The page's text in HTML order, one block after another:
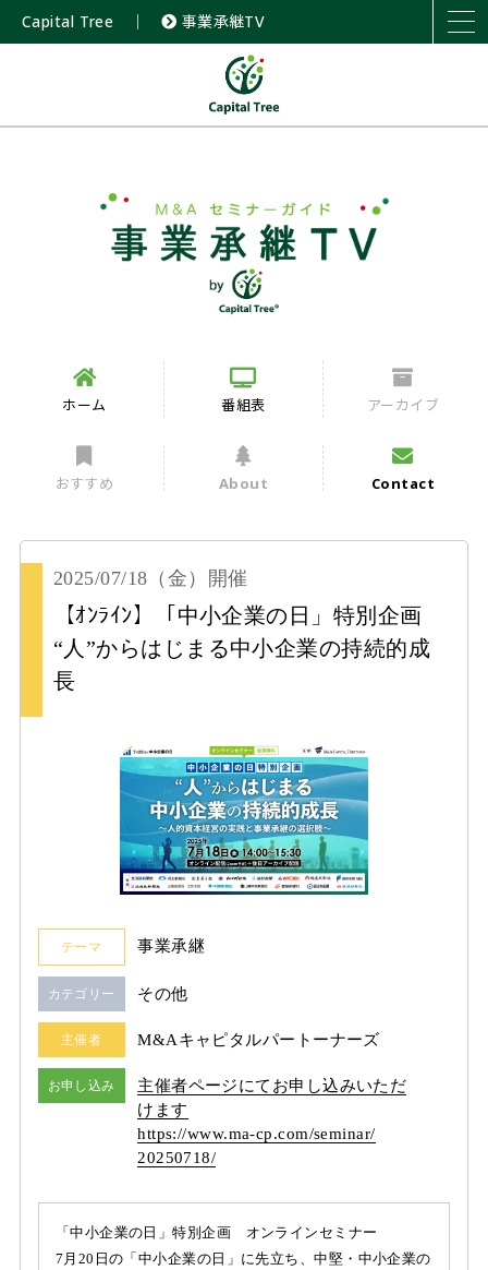
Capital Tree ｜ 事業承継TV
ホーム 番組表 アーカイブ
おすすめ About Contact
2025/07/18 （金） 開催
【ｵﾝﾗｲﾝ】「中小企業の日」特別企画
“人”からはじまる中小企業の持続的成
長
カテゴリー その他
テーマ 事業承継
主催者 M&Aキャピタルパートーナーズ
お申し込み
主催者ページにてお申し込みいただ
けます
https://www.ma-cp.com/seminar/
20250718/
「中小企業の日」特別企画 オンラインセミナー
7月20日の「中小企業の日」に先立ち、中堅・中小企業の